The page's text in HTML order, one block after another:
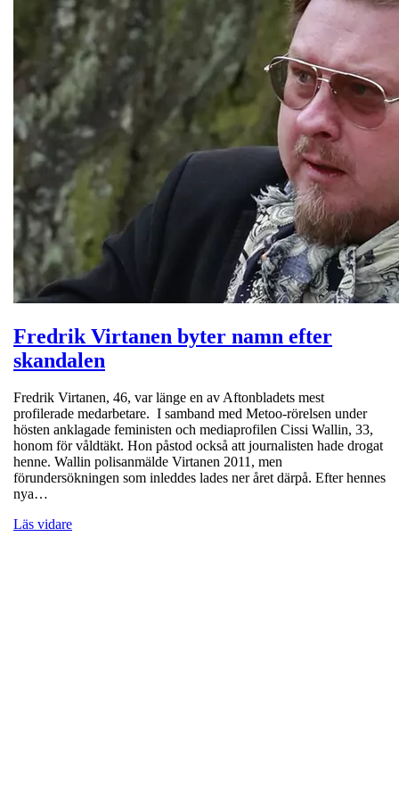
Fredrik Virtanen byter namn efter
skandalen
Fredrik Virtanen, 46, var länge en av Aftonbladets mest
profilerade medarbetare. I samband med Metoo-rörelsen under
hösten anklagade feministen och mediaprofilen Cissi Wallin, 33,
honom för våldtäkt. Hon påstod också att journalisten hade drogat
henne. Wallin polisanmälde Virtanen 2011, men
förundersökningen som inleddes lades ner året därpå. Efter hennes
nya…
Läs vidare